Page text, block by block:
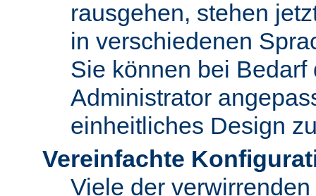
rausgehen, stehen
in verschiedenen
Sie können bei Bedarf
Administrator
einheitliches Design
Vereinfachte
Viele der verwirrenden